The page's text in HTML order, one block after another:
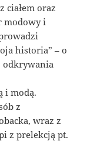
ciałem oraz
modowy i
historia” – o
odkrywania
i modą.
z
wraz z
z prelekcją pt.